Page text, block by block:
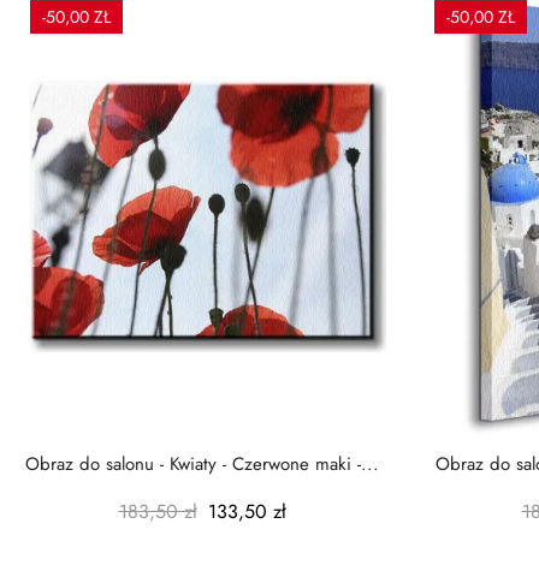
-50,00 ZŁ
Obraz do salonu - Kwiaty - Czerwone maki -...
183,50 zł 133,50 zł
-50,00 ZŁ
Obraz do